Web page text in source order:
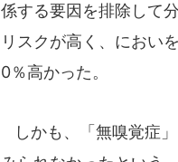
係する要因を排除して
リスクが高く、におい
0％高かった。
しかも、「無嗅覚症